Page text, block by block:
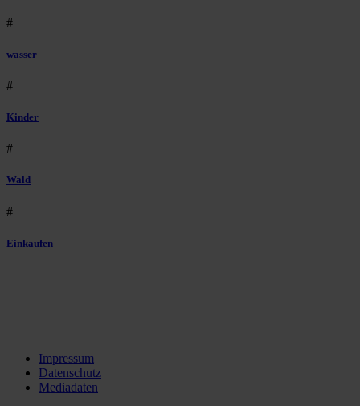
#
wasser
#
Kinder
#
Wald
#
Einkaufen
Impressum
Datenschutz
Mediadaten